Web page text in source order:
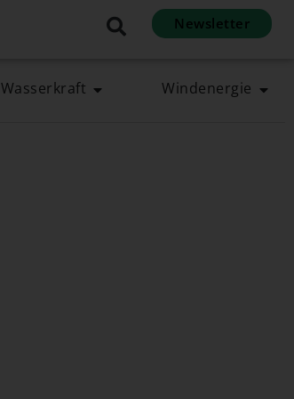
Newsletter
Wasserkraft Windenergie